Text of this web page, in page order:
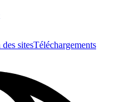
sitesTéléchargements